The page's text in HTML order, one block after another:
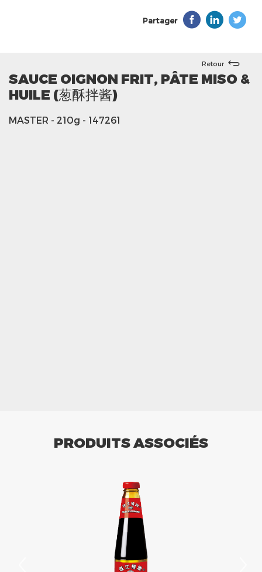
Partager
Retour
SAUCE OIGNON FRIT, PÂTE MISO &
HUILE (葱酥拌酱)
MASTER - 210g - 147261
PRODUITS ASSOCIÉS